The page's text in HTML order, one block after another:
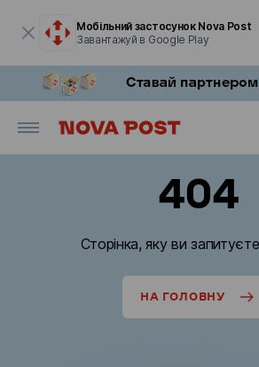
Мобільний застосунок Nova Post
Завантажуй в Google Play
404
Сторінка, яку ви
НА ГОЛОВНУ